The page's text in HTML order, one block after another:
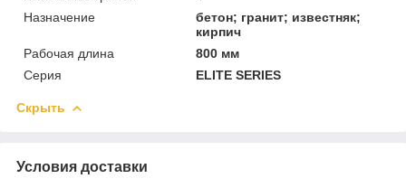
Назначение
бетон; гранит; известняк;
кирпич
Рабочая длина
800 мм
Серия
ELITE SERIES
Скрыть
Условия доставки